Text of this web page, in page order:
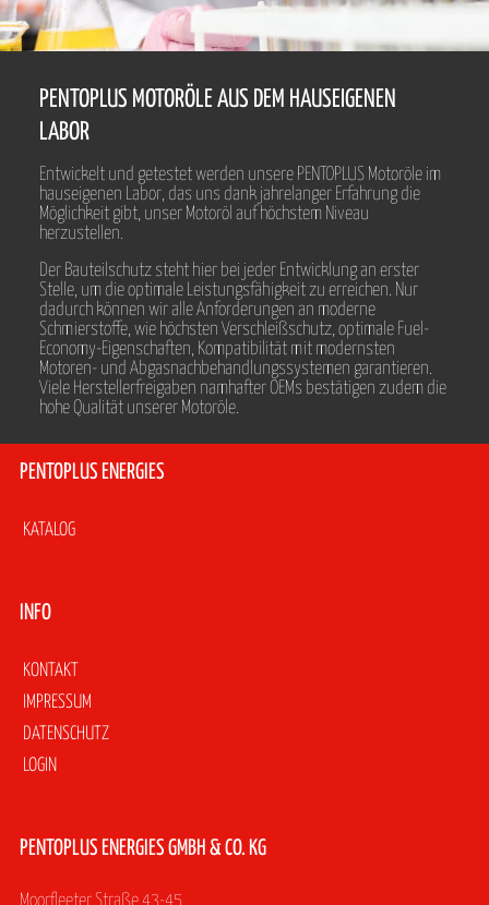
PENTOPLUS MOTORÖLE AUS DEM HAUSEIGENEN
LABOR
Entwickelt und getestet werden unsere PENTOPLUS Motoröle im
hauseigenen Labor, das uns dank jahrelanger Erfahrung die
Möglichkeit gibt, unser Motoröl auf höchstem Niveau
herzustellen.
Der Bauteilschutz steht hier bei jeder Entwicklung an erster
Stelle, um die optimale Leistungsfähigkeit zu erreichen. Nur
dadurch können wir alle Anforderungen an moderne
Schmierstoffe, wie höchsten Verschleißschutz, optimale Fuel-
Economy-Eigenschaften, Kompatibilität mit modernsten
Motoren- und Abgasnachbehandlungssystemen garantieren.
Viele Herstellerfreigaben namhafter OEMs bestätigen zudem die
hohe Qualität unserer Motoröle.
PENTOPLUS ENERGIES
Navigation
überspringen
KATALOG
INFO
Navigation
überspringen
KONTAKT
IMPRESSUM
DATENSCHUTZ
LOGIN
PENTOPLUS ENERGIES GMBH & CO. KG
Moorfleeter Straße 43-45